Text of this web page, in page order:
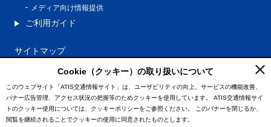
メディア向け情報提供
ご利用ガイド
サイトマップ
プライバシーポリシー
利用規約
特定商取引法に基づく表記
情報の外部通信について
Cookie（クッキー）の取り扱いについて
このウェブサイト「ATIS交通情報サイト」は、ユーザビリティの向上、サービスの機能改善、
バナー広告管理、アクセス状況の把握等のためクッキーを使用しています。
ATIS交通情報サイ
トのクッキー使用については、クッキーポリシーをご参照ください。
このバナーを閉じるか、
閲覧を継続されることでクッキーの使用に同意されたものとします。